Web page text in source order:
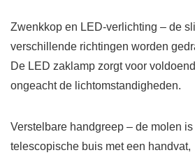
Zwenkkop en LED-verlichting – de
verschillende richtingen worden
De LED zaklamp zorgt voor
ongeacht de lichtomstandigheden.
Verstelbare handgreep – de molen
telescopische buis met een handvat,